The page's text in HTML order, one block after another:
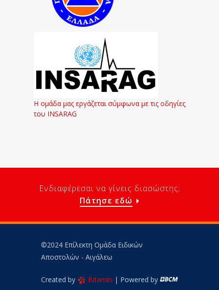
Η ομάδα μας εργάζεται σύμφωνα με τις οδηγίες
του INSARAG
Ενδιαφέρεσαι να γίνεις διασώστης;
Πάτησε εδώ
©2024 Επίλεκτη Ομάδα Ειδικών
Αποστολών - Αιγάλεω
Created by Bitamin | Powered by